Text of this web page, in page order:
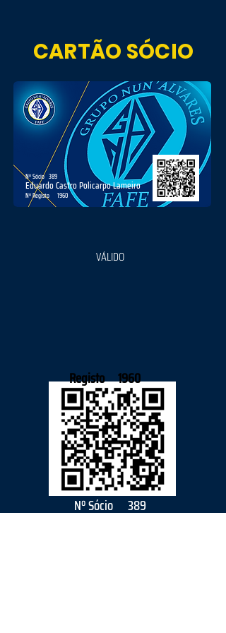
CARTÃO SÓCIO
389
Nº Sócio
Eduardo Castro Policarpo Lameiro
1960
Nº Registo
VÁLIDO
389
Nº Sócio
Registo 1960